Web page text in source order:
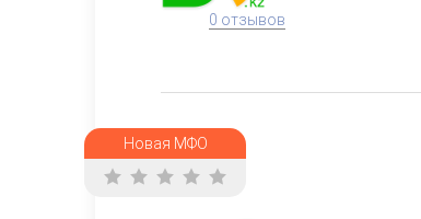
0 отзывов
Новая МФО